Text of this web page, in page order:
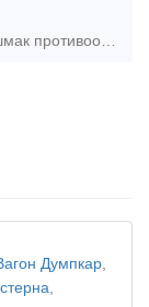
БАШМАК ПРОТИВООТКАТНЫЙ БК-1Л Башмак противооткатный БК применяется для предотвращения самопроизвольного движения железнодорожного транспортного средства на объектах, где предъявляются п
Думпкар,
,